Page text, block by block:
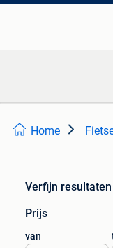
Home
Verfijn resultaten
Prijs
van